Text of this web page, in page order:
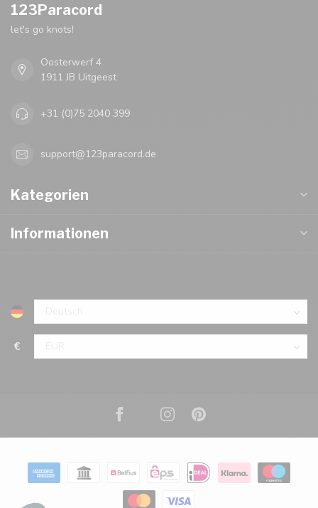
123Paracord
let's go knots!
Oosterwerf 4
1911 JB Uitgeest
+31 (0)75 2040 399
support@123paracord.de
Kategorien
Informationen
€